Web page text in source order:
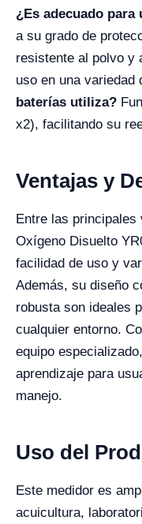
¿Es adecuado
a su grado de
resistente al polvo y
uso en una variedad
baterías utiliza?
x2), facilitando su
Ventajas y
Entre las principales
Oxígeno Disuelto
facilidad de uso y
Además, su diseño
robusta son ideales
cualquier entorno.
equipo
aprendizaje para
manejo.
Uso del
Este medidor es
acuicultura,